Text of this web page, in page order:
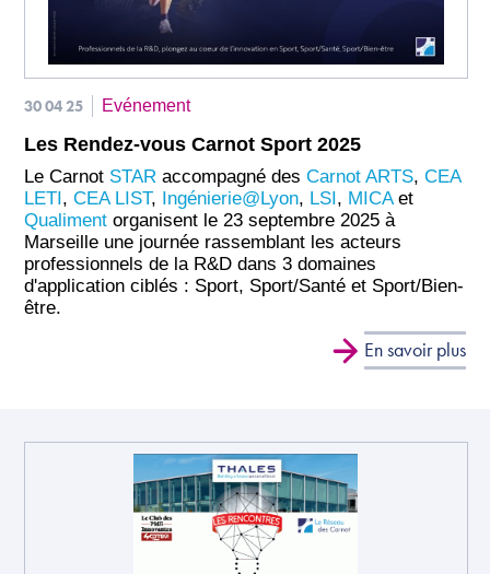
30 04 25 Evénement
Les Rendez-vous Carnot Sport 2025
Le Carnot STAR accompagné desCarnot ARTS,CEA
LETI ,CEA LIST, Ingénierie@Lyon, LSI , MICAet
Qualiment organisent le 23 septembre 2025 à
Marseille une journée rassemblant les acteurs
professionnels de la R&D dans 3 domaines
d'application ciblés : Sport, Sport/Santé et Sport/Bien-
être.
En savoir plus